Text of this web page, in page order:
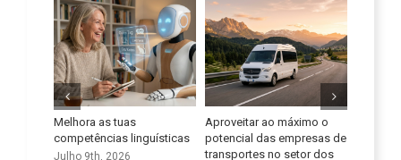
Aproveitar ao máximo o
potencial das empresas de
transportes no setor dos
Uma nova era na formação
de cuidadores
Junho 18th, 2026